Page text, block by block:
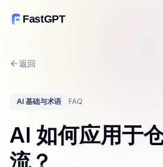
FastGPT
返回
AI 基础与术语 FAQ
AI 如何应用于
流？